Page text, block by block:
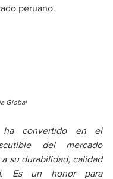
peruano.
Global
convertido en el
del mercado
su durabilidad, calidad
Es un honor para